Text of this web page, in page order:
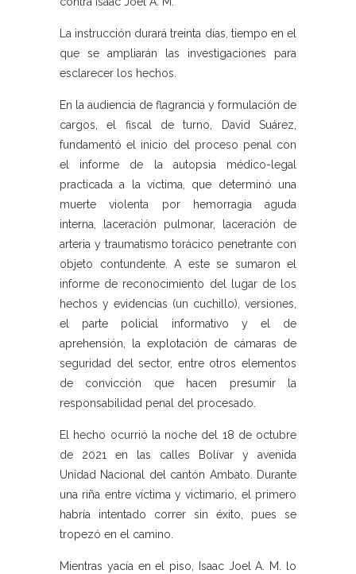
La instrucción durará treinta días, tiempo en el
que se ampliarán las investigaciones para
esclarecer los hechos.
En la audiencia de flagrancia y formulación de
cargos, el fiscal de turno, David Suárez,
fundamentó el inicio del proceso penal con
el informe de la autopsia médico-legal
practicada a la víctima, que determinó una
muerte violenta por hemorragia aguda
interna, laceración pulmonar, laceración de
arteria y traumatismo torácico penetrante con
objeto contundente. A este se sumaron el
informe de reconocimiento del lugar de los
hechos y evidencias (un cuchillo), versiones,
el parte policial informativo y el de
aprehensión, la explotación de cámaras de
seguridad del sector, entre otros elementos
de convicción que hacen presumir la
responsabilidad penal del procesado.
El hecho ocurrió la noche del 18 de octubre
de 2021 en las calles Bolívar y avenida
Unidad Nacional del cantón Ambato. Durante
una riña entre víctima y victimario, el primero
habría intentado correr sin éxito, pues se
tropezó en el camino.
Mientras yacía en el piso, Isaac Joel A. M. lo